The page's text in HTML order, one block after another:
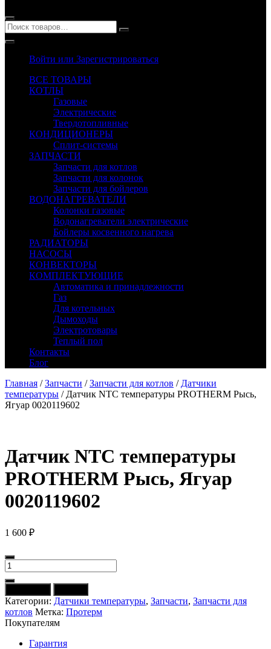
Войти или Зарегистрироваться
ВСЕ ТОВАРЫ
КОТЛЫ
Газовые
Электрические
Твердотопливные
КОНДИЦИОНЕРЫ
Сплит-системы
ЗАПЧАСТИ
Запчасти для котлов
Запчасти для колонок
Запчасти для бойлеров
ВОДОНАГРЕВАТЕЛИ
Колонки газовые
Водонагреватели электрические
Бойлеры косвенного нагрева
РАДИАТОРЫ
НАСОСЫ
КОНВЕКТОРЫ
КОМПЛЕКТУЮЩИЕ
Автоматика и принадлежности
Газ
Для котельных
Дымоходы
Электротовары
Теплый пол
Контакты
Блог
Главная /Запчасти /Запчасти для котлов / Датчики
температуры / Датчик NTC температуры PROTHERM Рысь,
Ягуар 0020119602
Датчик NTC температуры
PROTHERM Рысь, Ягуар
0020119602
1 600 ₽
Количество
товара
Датчик
NTC
температуры
PROTHERM
Рысь,
Ягуар
Категории: Датчики температуры, Запчасти, Запчасти для
котлов Метка: Протерм
Покупателям
Гарантия